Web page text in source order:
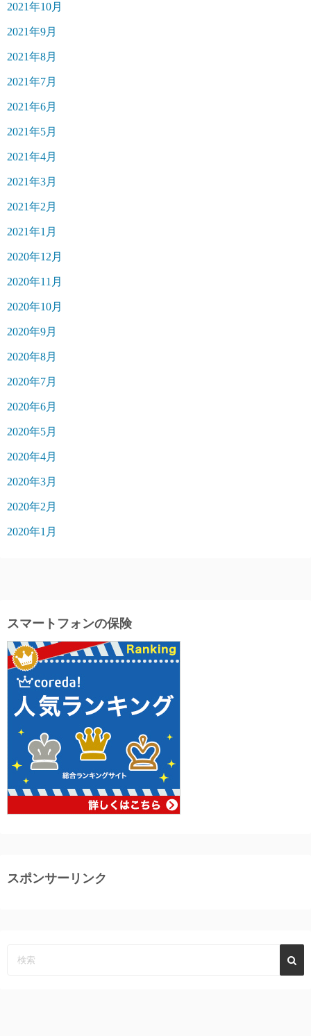
2021年10月
2021年9月
2021年8月
2021年7月
2021年6月
2021年5月
2021年4月
2021年3月
2021年2月
2021年1月
2020年12月
2020年11月
2020年10月
2020年9月
2020年8月
2020年7月
2020年6月
2020年5月
2020年4月
2020年3月
2020年2月
2020年1月
スマートフォンの保険
スポンサーリンク